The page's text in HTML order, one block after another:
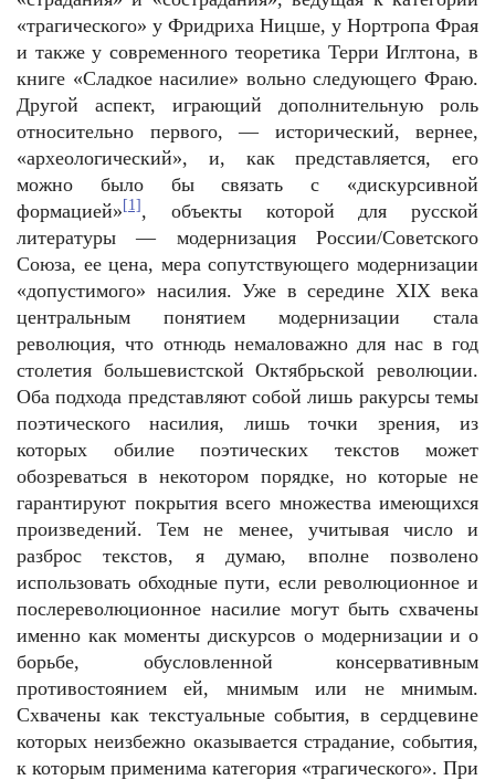
«трагического» у Фридриха Ницше, у Нортропа Фрая
и также у современного теоретика Терри Иглтона, в
книге «Сладкое насилие» вольно следующего Фраю.
Другой аспект, играющий дополнительную роль
относительно первого, — исторический, вернее,
«археологический», и, как представляется, его
можно было бы связать с «дискурсивной
формацией» [1] , объекты которой для русской
литературы — модернизация России/Советского
Союза, ее цена, мера сопутствующего модернизации
«допустимого» насилия. Уже в середине XIX века
центральным понятием модернизации стала
революция, что отнюдь немаловажно для нас в год
столетия большевистской Октябрьской революции.
Оба подхода представляют собой лишь ракурсы темы
поэтического насилия, лишь точки зрения, из
которых обилие поэтических текстов может
обозреваться в некотором порядке, но которые не
гарантируют покрытия всего множества имеющихся
произведений. Тем не менее, учитывая число и
разброс текстов, я думаю, вполне позволено
использовать обходные пути, если революционное и
послереволюционное насилие могут быть схвачены
именно как моменты дискурсов о модернизации и о
борьбе, обусловленной консервативным
противостоянием ей, мнимым или не мнимым.
Схвачены как текстуальные события, в сердцевине
которых неизбежно оказывается страдание, события,
к которым применима категория «трагического». При